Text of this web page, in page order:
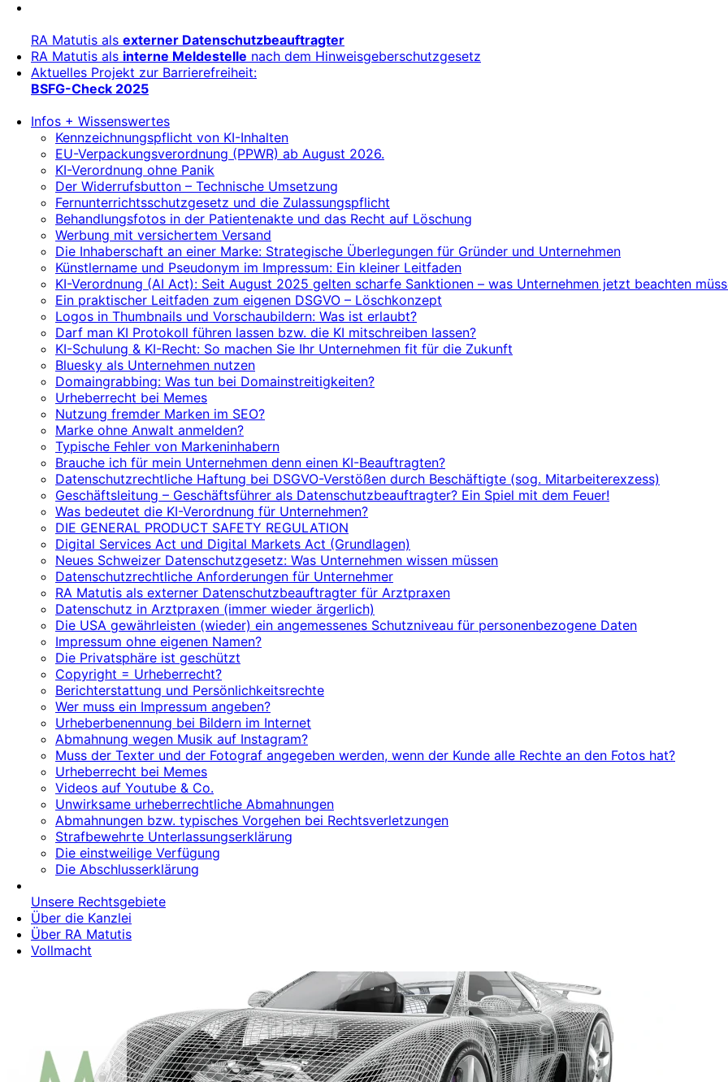
RA Matutis als externer Datenschutzbeauftragter
RA Matutis als interne Meldestelle nach dem Hinweisgeberschutzgesetz
Aktuelles Projekt zur Barrierefreiheit:
BSFG-Check 2025
Infos + Wissenswertes
Kennzeichnungspflicht von KI-Inhalten
EU-Verpackungsverordnung (PPWR) ab August 2026.
KI-Verordnung ohne Panik
Der Widerrufsbutton – Technische Umsetzung
Fernunterrichtsschutzgesetz und die Zulassungspflicht
Behandlungsfotos in der Patientenakte und das Recht auf Löschung
Werbung mit versichertem Versand
Die Inhaberschaft an einer Marke: Strategische Überlegungen für Gründer und Unternehmen
Künstlername und Pseudonym im Impressum: Ein kleiner Leitfaden
KI-Verordnung (AI Act): Seit August 2025 gelten scharfe Sanktionen – was Unternehmen jetzt beachten
Ein praktischer Leitfaden zum eigenen DSGVO – Löschkonzept
Logos in Thumbnails und Vorschaubildern: Was ist erlaubt?
Darf man KI Protokoll führen lassen bzw. die KI mitschreiben lassen?
KI-Schulung & KI-Recht: So machen Sie Ihr Unternehmen fit für die Zukunft
Bluesky als Unternehmen nutzen
Domaingrabbing: Was tun bei Domainstreitigkeiten?
Urheberrecht bei Memes
Nutzung fremder Marken im SEO?
Marke ohne Anwalt anmelden?
Typische Fehler von Markeninhabern
Brauche ich für mein Unternehmen denn einen KI-Beauftragten?
Datenschutzrechtliche Haftung bei DSGVO-Verstößen durch Beschäftigte (sog. Mitarbeiterexzess)
Geschäftsleitung – Geschäftsführer als Datenschutzbeauftragter? Ein Spiel mit dem Feuer!
Was bedeutet die KI-Verordnung für Unternehmen?
DIE GENERAL PRODUCT SAFETY REGULATION
Digital Services Act und Digital Markets Act (Grundlagen)
Neues Schweizer Datenschutzgesetz: Was Unternehmen wissen müssen
Datenschutzrechtliche Anforderungen für Unternehmer
RA Matutis als externer Datenschutzbeauftragter für Arztpraxen
Datenschutz in Arztpraxen (immer wieder ärgerlich)
Die USA gewährleisten (wieder) ein angemessenes Schutzniveau für personenbezogene Daten
Impressum ohne eigenen Namen?
Die Privatsphäre ist geschützt
Copyright = Urheberrecht?
Berichterstattung und Persönlichkeitsrechte
Wer muss ein Impressum angeben?
Urheberbenennung bei Bildern im Internet
Abmahnung wegen Musik auf Instagram?
Muss der Texter und der Fotograf angegeben werden, wenn der Kunde alle Rechte an den Fotos hat?
Urheberrecht bei Memes
Videos auf Youtube & Co.
Unwirksame urheberrechtliche Abmahnungen
Abmahnungen bzw. typisches Vorgehen bei Rechtsverletzungen
Strafbewehrte Unterlassungserklärung
Die einstweilige Verfügung
Die Abschlusserklärung
Unsere Rechtsgebiete
Über die Kanzlei
Über RA Matutis
Vollmacht